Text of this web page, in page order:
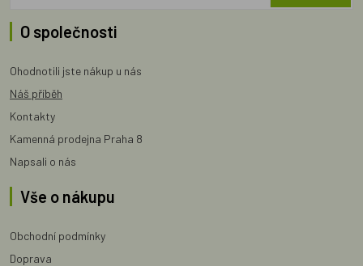
O společnosti
Ohodnotili jste nákup u nás
Náš příběh
Kontakty
Kamenná prodejna Praha 8
Napsali o nás
Vše o nákupu
Obchodní podmínky
Doprava